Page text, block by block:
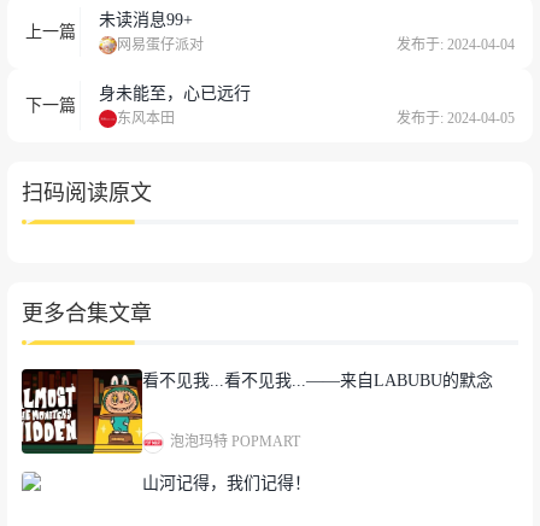
文字：何唯菲
上一篇
未读消息99+
网易蛋仔派对 发布于: 2024-04-04
下一篇
身未能至，心已远行
东风本田 发布于: 2024-04-05
扫码阅读原文
更多合集文章
看不见我...看不见我...——来自LABUBU的默念
泡泡玛特 POPMART
山河记得，我们记得！